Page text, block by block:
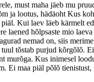
must maha jäeb mu
ja lootus, hädäoht Kus
Kui laev läeb kärmelt
laened hõlpsaste mio
nemad on, siis
tõstab purjud kõrgõlõ.
murõga. Kus inimesel
Ei maa piäl põlõ tienistust,